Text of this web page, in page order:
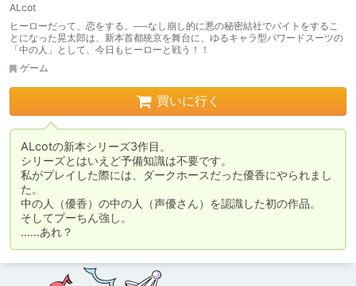
ALcot
ヒーローだって、恋をする。──なし崩し的に悪の秘密結社でバイトをするこ
とになった晃太郎は、新本首都統京を舞台に、ゆるキャラ型パワードスーツの
「中の人」として、今日もヒーローと戦う！！
ゲーム
買いに行く
ALcotの新本シリーズ3作目。
シリーズとはいえど予備知識は不要です。
私がプレイした際には、ダークホースだった優香にやられまし
た。
中の人（優香）の中の人（声優さん）を認識した初の作品。
そしてプーちん強し。
……あれ？